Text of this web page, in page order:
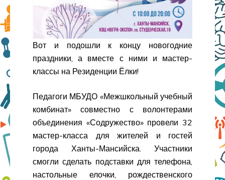
Вот и подошли к концу новогодние
праздники, а вместе с ними и мастер-
классы на Резиденции Ёлки!
Педагоги МБУДО «Межшкольный учебный
комбинат» совместно с волонтерами
объединения «Содружество» провели 32
мастер-класса для жителей и гостей
города Ханты-Мансийска. Участники
смогли сделать подставки для телефона,
настольные елочки, рождественского